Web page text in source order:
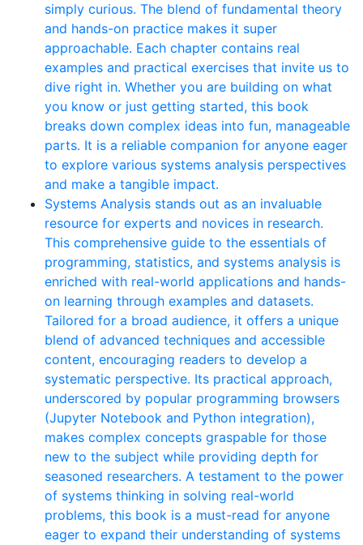
simply curious. The blend of fundamental theory
and hands-on practice makes it super
approachable. Each chapter contains real
examples and practical exercises that invite us to
dive right in. Whether you are building on what
you know or just getting started, this book
breaks down complex ideas into fun, manageable
parts. It is a reliable companion for anyone eager
to explore various systems analysis perspectives
and make a tangible impact.
Systems Analysis stands out as an invaluable
resource for experts and novices in research.
This comprehensive guide to the essentials of
programming, statistics, and systems analysis is
enriched with real-world applications and hands-
on learning through examples and datasets.
Tailored for a broad audience, it offers a unique
blend of advanced techniques and accessible
content, encouraging readers to develop a
systematic perspective. Its practical approach,
underscored by popular programming browsers
(Jupyter Notebook and Python integration),
makes complex concepts graspable for those
new to the subject while providing depth for
seasoned researchers. A testament to the power
of systems thinking in solving real-world
problems, this book is a must-read for anyone
eager to expand their understanding of systems